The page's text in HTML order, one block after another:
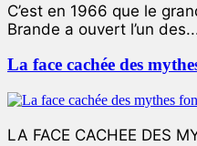
C’est en 1966 que le
Brande a ouvert l’un
La face cachée des
LA FACE CACHEE DES